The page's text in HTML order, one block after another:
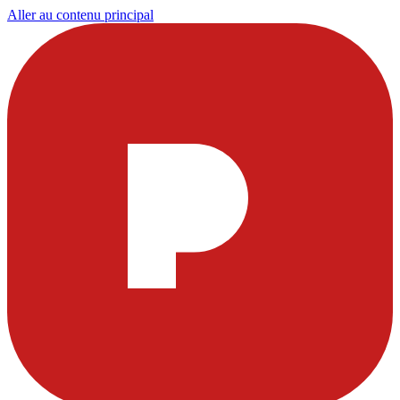
Aller au contenu principal